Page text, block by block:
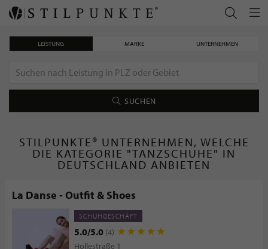
LEISTUNG MARKE UNTERNEHMEN
SUCHEN
STILPUNKTE® UNTERNEHMEN, WELCHE
DIE KATEGORIE "TANZSCHUHE" IN
DEUTSCHLAND ANBIETEN
La Danse - Outfit & Shoes
SCHUHGESCHÄFT
5.0/5.0 (4)
Hollestraße 1